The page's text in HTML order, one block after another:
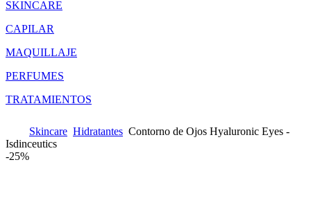
SKINCARE
CAPILAR
MAQUILLAJE
PERFUMES
TRATAMIENTOS
Skincare Hidratantes Contorno de Ojos Hyaluronic Eyes -
Isdinceutics
-25%